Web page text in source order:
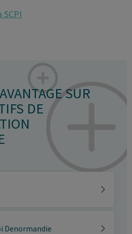
SCPI
SUR
DE
Denormandie